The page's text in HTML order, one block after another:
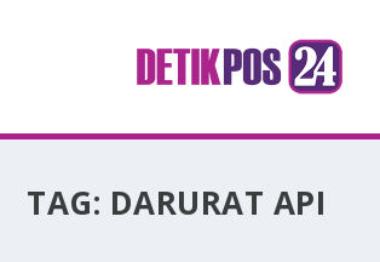
TAG: DARURAT API